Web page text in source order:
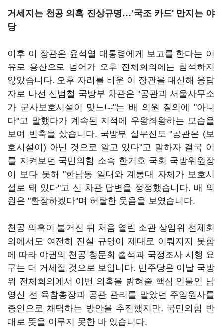
거세지는 천공 의혹 진상규명…'국조 카드' 만지는 야
당
이후 이 장관은 윤석열 대통령에게 보고를 한다는 이
유로 용산으로 넘어가 오후 전체회의에는 참석하지
않았습니다. 오후 자리를 비운 이 장관을 대신해 응답
자로 나선 신범철 국방부 차관은 "공관과 서울사무소
가 군사보호시설이 맞느냐"는 배 의원 질의에 "아니
다"고 말했다가 계속된 지적에 우왕좌왕하는 모습을
보여 빈축을 샀습니다. 국방부 실무진도 "공관은 (보
호시설이) 아닌 것으로 알고 있다"고 말하자 결국 이
를 지켜보던 국민의힘 소속 한기호 국회 국방위원장
이 보다 못해 "한남동 일대와 계롱대 자체가 보호시
설로 돼 있다"고 신 차관 답변을 정정했습니다. 배 의
원은 "환장하겠다"며 허탈한 웃음을 보였습니다.
천공 의혹이 불거진 뒤 처음 열린 소관 상임위 전체회
의에서도 여전히 진실 규명이 제대로 이뤄지지 못함
에 따라 야권의 천공 청문회 출석과 국정조사 시행 요
구는 더 거세질 것으로 보입니다. 민주당은 이날 국방
위 전체회의에서 이번 의혹을 밝혀줄 핵심 인물인 남
영신 전 육참총장과 공관 관리를 맡았던 주임원사를
증인으로 채택하는 방안을 추진했지만, 국민의힘 반
대로 뜻을 이루지 못한 바 있습니다.